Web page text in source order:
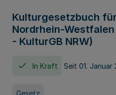
Kulturgesetzbuch
Nordrhein-
- KulturGB NRW)
In Kraft Seit 01. Januar
Gesetz